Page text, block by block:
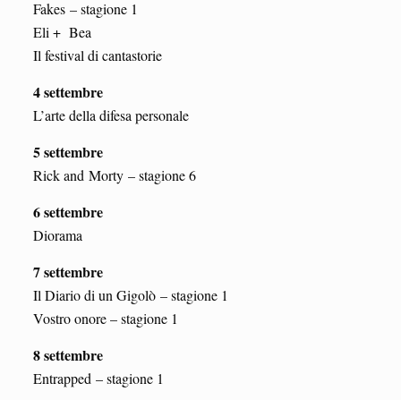
Fakes – stagione 1
Eli + Bea
Il festival di cantastorie
4 settembre
L’arte della difesa personale
5 settembre
Rick and Morty – stagione 6
6 settembre
Diorama
7 settembre
Il Diario di un Gigolò – stagione 1
Vostro onore – stagione 1
8 settembre
Entrapped – stagione 1